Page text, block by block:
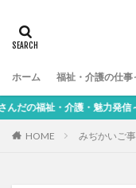
ホーム 福祉・介護の仕事
福祉・介護・魅力発信～み
HOME みぢかいご